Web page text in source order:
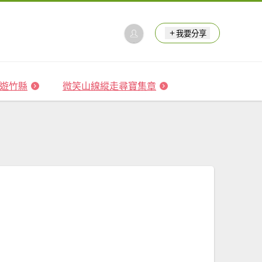
我要分享
竹縣 微笑山線縱走尋寶集章